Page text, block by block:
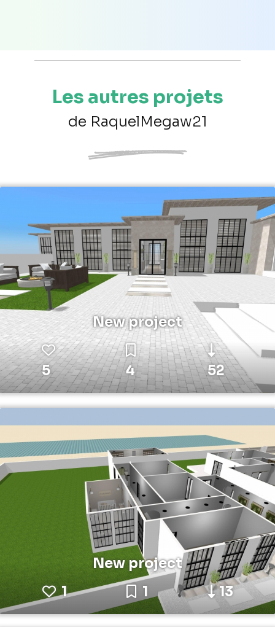
Les autres projets
de RaquelMegaw21
New project
5 4 52
New project
1
1 13